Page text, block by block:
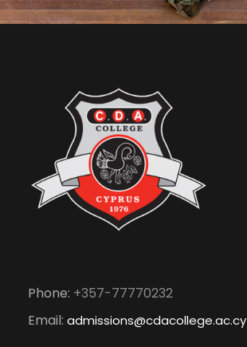
Phone: +357-77770232
Email: admissions@cdacollege.ac.cy